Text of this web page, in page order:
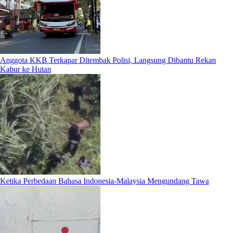
Anggota KKB Terkapar Ditembak Polisi, Langsung Dibantu Rekan
Kabur ke Hutan
Ketika Perbedaan Bahasa Indonesia-Malaysia Mengundang Tawa